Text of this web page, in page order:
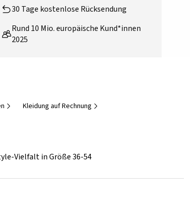
30 Tage kostenlose Rücksendung
Rund 10 Mio. europäische Kund*innen
2025
Kleidung auf Rechnung
Vielfalt in Größe 36-54